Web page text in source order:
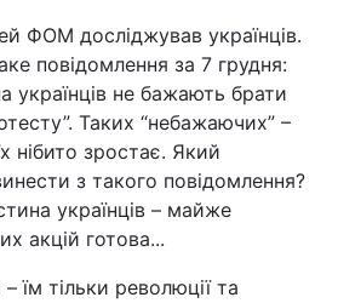
ФОМ досліджував українців.
повідомлення за 7 грудня:
українців не бажають брати
Таких “небажаючих” –
нібито зростає. Який
з такого повідомлення?
українців – майже
акцій готова...
– їм тільки революції та